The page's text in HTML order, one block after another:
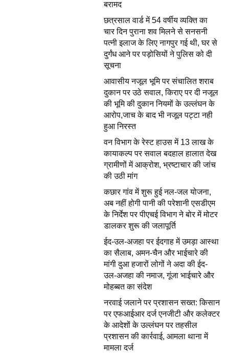
बरामद
छत्रसाल वार्ड में 54 वर्षीय व्यक्ति का
चार दिन पुराना शव मिलने से सनसनी
पत्नी इलाज के लिए नागपुर गई थी, घर से
दुर्गंध आने पर पड़ोसियों ने पुलिस को दी
सूचना
आवासीय नजूल भूमि पर संचालित शराब
दुकान पर उठे सवाल, किराए पर दी नजूल
की भूमि की दुकान नियमों के उल्लंघन के
आरोप,जाच के बाद भी नजूल पट्टा नही
हुआ निरस्त
वन विभाग के रेस्ट हाउस में 13 लाख के
कायाकल्प पर सवाल बदहाल हालात देख
ग्रामीणों में आक्रोश, भ्रष्टाचार की जांच
की उठी मांग
कछार गांव में शुरू हुई नल-जल योजना,
अब नहीं होगी पानी की परेशानी एसडीएम
के निर्देश पर पीएचई विभाग ने बोर में मोटर
डालकर शुरू की जलापूर्ति
ईद-उल-अजहा पर ईदगाह में उमड़ा आस्था
का सैलाब, अमन-चैन और भाईचारे की
मांगी दुआ हजारों लोगों ने अदा की ईद-
उल-अजहा की नमाज, गूंजा भाईचारे और
मोहब्बत का संदेश
नरवाई जलाने पर प्रशासन सख्त: किसान
पर एफआईआर दर्ज एनजीटी और कलेक्टर
के आदेशों के उल्लंघन पर तहसील
प्रशासन की कार्रवाई, आमला थाना में
मामला दर्ज